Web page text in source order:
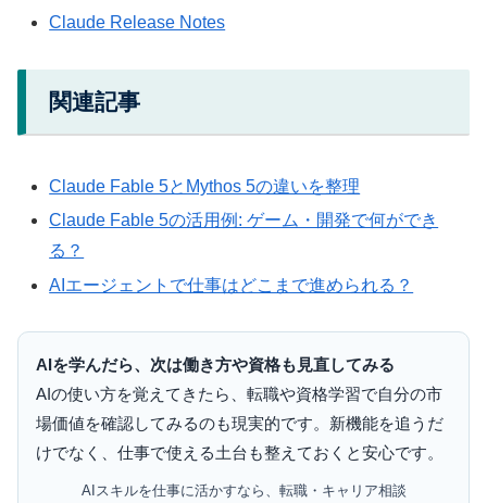
Claude Release Notes
関連記事
Claude Fable 5とMythos 5の違いを整理
Claude Fable 5の活用例: ゲーム・開発で何ができ
る？
AIエージェントで仕事はどこまで進められる？
AIを学んだら、次は働き方や資格も見直してみる
AIの使い方を覚えてきたら、転職や資格学習で自分の市
場価値を確認してみるのも現実的です。新機能を追うだ
けでなく、仕事で使える土台も整えておくと安心です。
AIスキルを仕事に活かすなら、転職・キャリア相談